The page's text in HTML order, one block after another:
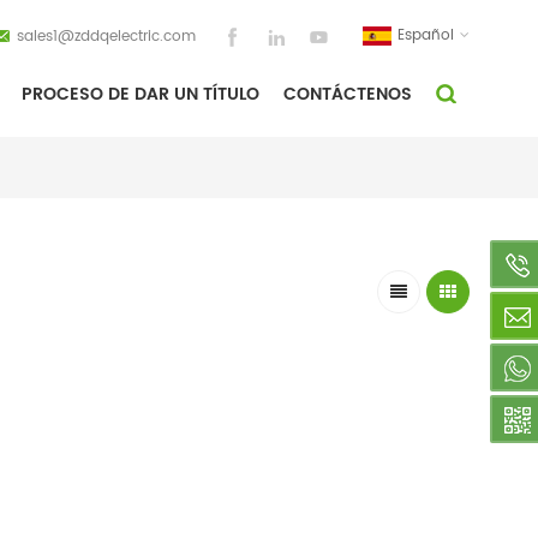
Español
sales1@zddqelectric.com
PROCESO DE DAR UN TÍTULO CONTÁCTENOS